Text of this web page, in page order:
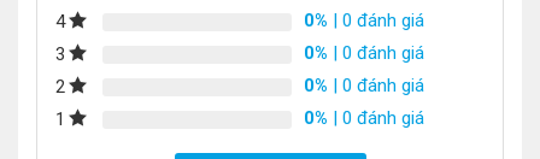
4
0% | 0 đánh giá
3
0% | 0 đánh giá
2
0% | 0 đánh giá
1
0% | 0 đánh giá